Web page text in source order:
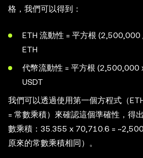
格，我們可以得到：
ETH 流動性 = 平方根
ETH
代幣流動性 = 平方根 (2,500,000
USDT
我們可以透過使用第一個方程式（
= 常數乘積）來確認這個準確性，得
數乘積：35.355 x 70,710.6 =
原來的常數乘積相同）。